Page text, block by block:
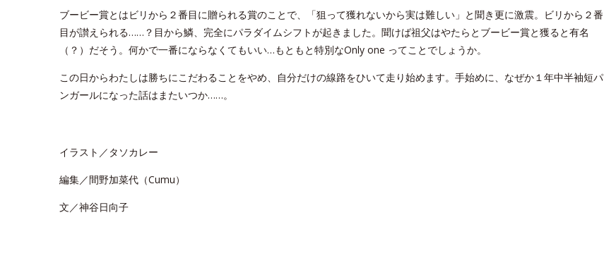
ブービー賞とはビリから２番目に贈られる賞のことで、「狙って獲れないから実は難しい」と聞き更に激震。ビリから２番
目が讃えられる……？目から鱗、完全にパラダイムシフトが起きました。聞けば祖父はやたらとブービー賞と獲ると有名
（？）だそう。何かで一番にならなくてもいい…もともと特別なOnly one ってことでしょうか。
この日からわたしは勝ちにこだわることをやめ、自分だけの線路をひいて走り始めます。手始めに、なぜか１年中半袖短パ
ンガールになった話はまたいつか……。
イラスト／タソカレー
編集／間野加菜代（Cumu）
文／神谷日向子